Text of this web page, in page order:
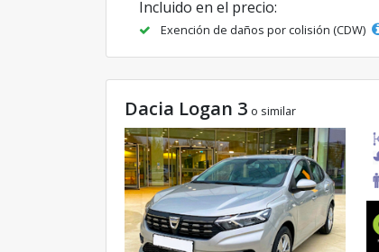
Incluido en el precio:
Exención de daños por colisión (CDW)
Dacia Logan 3 o similar